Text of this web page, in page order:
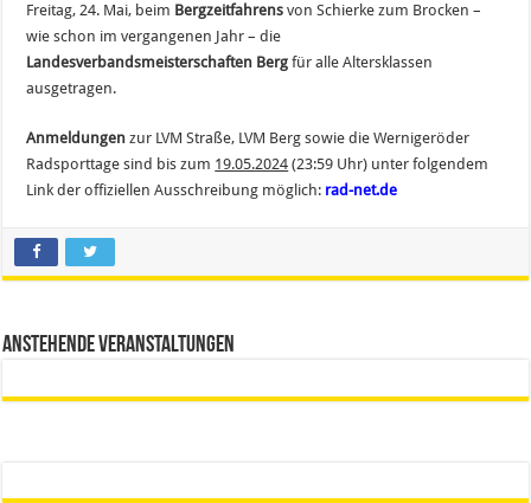
Freitag, 24. Mai, beim Bergzeitfahrens von Schierke zum Brocken –
wie schon im vergangenen Jahr – die
Landesverbandsmeisterschaften Berg für alle Altersklassen
ausgetragen.
Anmeldungen zur LVM Straße, LVM Berg sowie die Wernigeröder
Radsporttage sind bis zum 19.05.2024 (23:59 Uhr) unter folgendem
Link der offiziellen Ausschreibung möglich: rad-net.de
Anstehende Veranstaltungen